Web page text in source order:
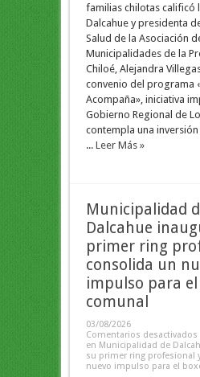
familias chilotas calificó
Dalcahue y presidenta
Salud de la Asociación
Municipalidades de la
Chiloé, Alejandra
convenio del programa
Acompaña», iniciativa
Gobierno Regional de
contempla una inversión
... Leer Más »
Municipalidad
Dalcahue
primer ring
consolida un
impulso para
comunal
03/08/2026
Comentarios desactivados
en Municipalidad de
su primer ring profesional
nuevo impulso para el